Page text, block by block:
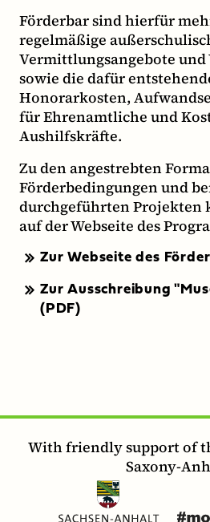
Förderbar sind hierfür
regelmäßige
Vermittlungsangebote und
sowie die dafür
Honorarkosten,
für Ehrenamtliche und
Aushilfskräfte.
Zu den angestrebten
Förderbedingungen und
durchgeführten Projekten
auf der Webseite des
Zur Webseite des
Zur Ausschreibung
(PDF)
With friendly support of
Saxony-